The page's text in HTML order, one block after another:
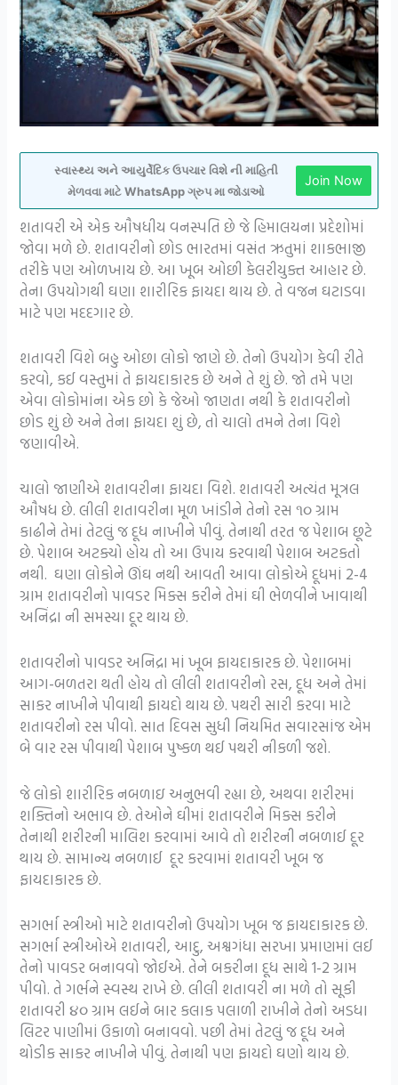
સ્વાસ્થ્ય અને આયુર્વેદિક ઉપચાર વિશે ની માહિતી
મેળવવા માટે WhatsApp ગ્રુપ મા જોડાઓ
Join Now
શતાવરી એ એક ઔષધીય વનસ્પતિ છે જે હિમાલયના પ્રદેશોમાં
જોવા મળે છે. શતાવરીનો છોડ ભારતમાં વસંત ઋતુમાં શાકભાજી
તરીકે પણ ઓળખાય છે. આ ખૂબ ઓછી કેલરીયુક્ત આહાર છે.
તેના ઉપયોગથી ઘણા શારીરિક ફાયદા થાય છે. તે વજન ઘટાડવા
માટે પણ મદદગાર છે.
શતાવરી વિશે બહુ ઓછા લોકો જાણે છે. તેનો ઉપયોગ કેવી રીતે
કરવો, કઈ વસ્તુમાં તે ફાયદાકારક છે અને તે શું છે. જો તમે પણ
એવા લોકોમાંના એક છો કે જેઓ જાણતા નથી કે શતાવરીનો
છોડ શું છે અને તેના ફાયદા શું છે, તો ચાલો તમને તેના વિશે
જણાવીએ.
ચાલો જાણીએ શતાવરીના ફાયદા વિશે. શતાવરી અત્યંત મૂત્રલ
ઔષધ છે. લીલી શતાવરીના મૂળ ખાંડીને તેનો રસ ૧૦ ગ્રામ
કાઢીને તેમાં તેટલું જ દૂધ નાખીને પીવું. તેનાથી તરત જ પેશાબ છૂટે
છે. પેશાબ અટક્યો હોય તો આ ઉપાય કરવાથી પેશાબ અટકતો
નથી. ઘણા લોકોને ઊંઘ નથી આવતી આવા લોકોએ દૂધમાં 2-4
ગ્રામ શતાવરીનો પાવડર મિક્સ કરીને તેમાં ઘી ભેળવીને ખાવાથી
અનિંદ્રા ની સમસ્યા દૂર થાય છે.
શતાવરીનો પાવડર અનિદ્રા માં ખૂબ ફાયદાકારક છે. પેશાબમાં
આગ-બળતરા થતી હોય તો લીલી શતાવરીનો રસ, દૂધ અને તેમાં
સાકર નાખીને પીવાથી ફાયદો થાય છે. પથરી સારી કરવા માટે
શતાવરીનો રસ પીવો. સાત દિવસ સુધી નિયમિત સવારસાંજ એમ
બે વાર રસ પીવાથી પેશાબ પુષ્કળ થઈ પથરી નીકળી જશે.
જે લોકો શારીરિક નબળાઇ અનુભવી રહ્યા છે, અથવા શરીરમાં
શક્તિનો અભાવ છે. તેઓને ઘીમાં શતાવરીને મિક્સ કરીને
તેનાથી શરીરની માલિશ કરવામાં આવે તો શરીરની નબળાઈ દૂર
થાય છે. સામાન્ય નબળાઈ દૂર કરવામાં શતાવરી ખૂબ જ
ફાયદાકારક છે.
સગર્ભા સ્ત્રીઓ માટે શતાવરીનો ઉપયોગ ખૂબ જ ફાયદાકારક છે.
સગર્ભા સ્ત્રીઓએ શતાવરી, આદુ, અશ્વગંધા સરખા પ્રમાણમાં લઈ
તેનો પાવડર બનાવવો જોઈએ. તેને બકરીના દૂધ સાથે 1-2 ગ્રામ
પીવો. તે ગર્ભને સ્વસ્થ રાખે છે. લીલી શતાવરી ના મળે તો સૂકી
શતાવરી ૪૦ ગ્રામ લઈને બાર કલાક પલાળી રાખીને તેનો અડધા
લિટર પાણીમાં ઉકાળો બનાવવો. પછી તેમાં તેટલું જ દૂધ અને
થોડીક સાકર નાખીને પીવું. તેનાથી પણ ફાયદો ઘણો થાય છે.